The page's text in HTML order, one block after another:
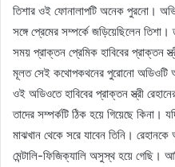
তিশার ওই ফোনালাপটি অনেক পুরনো।
সঙ্গে প্রেমের সম্পর্কে জড়িয়েছিলেন
সময় প্রাক্তন প্রেমিক হাবিবের প্রাক্তন
মূলত সেই কথোপকথনের পুরোনো অডিওটি
ওই অডিওতে হাবিবের প্রাক্তন স্ত্রী
তাদের সম্পর্কটি ঠিক হয়ে গিয়েছে কিনা।
মাঝখান থেকে সরে যাবেন তিনি।
মেন্টালি-ফিজিক্যালি অসুস্থ হয়ে গেছি।